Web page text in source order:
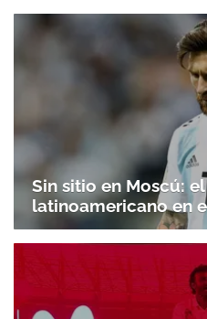
Sin sitio en Moscú:
latinoamericano en